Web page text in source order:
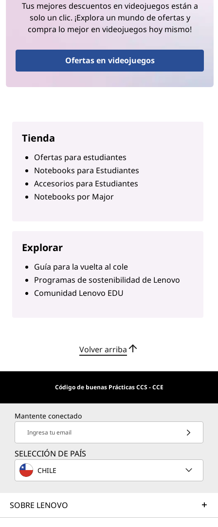
Tus mejores descuentos en videojuegos están a
solo un clic. ¡Explora un mundo de ofertas y
compra lo mejor en videojuegos hoy mismo!
Ofertas en videojuegos
Tienda
Ofertas para estudiantes
Notebooks para Estudiantes
Accesorios para Estudiantes
Notebooks por Major
Explorar
Guía para la vuelta al cole
Programas de sostenibilidad de Lenovo
Comunidad Lenovo EDU
Volver arriba
Código de buenas Prácticas CCS - CCE
Mantente conectado
Ingresa tu email
SELECCIÓN DE PAÍS
CHILE
SOBRE LENOVO